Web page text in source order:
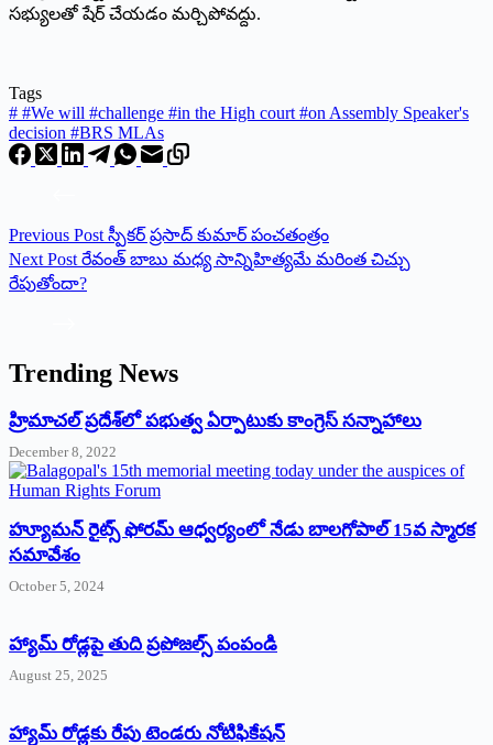
సభ్యులతో షేర్ చేయడం మర్చిపోవద్దు.
Tags
# #We will #challenge #in the High court #on Assembly Speaker's
decision #BRS MLAs
Previous Post స్పీకర్‌ ‌ప్రసాద్‌ ‌కుమార్‌ ‌పంచతంత్రం
Next Post రేవంత్ బాబు మధ్య సాన్నిహిత్యమే మరింత చిచ్చు
రేపుతోందా?
Trending News
‌హ్రిమాచల్‌ ‌ప్రదేశ్‌లో పభుత్వ ఏర్పాటుకు కాంగ్రెస్‌ ‌సన్నాహాలు
December 8, 2022
హ్యూమన్‌ రైట్స్‌ ఫోరమ్‌ ఆధ్వర్యంలో నేడు బాలగోపాల్‌ 15వ స్మారక
సమావేశం
October 5, 2024
హ్యామ్‌ రోడ్లపై తుది ప్రపోజల్స్‌ పంపండి
August 25, 2025
హ్యామ్‌ రోడ్లకు రేపు టెండరు నోటిఫికేషన్‌